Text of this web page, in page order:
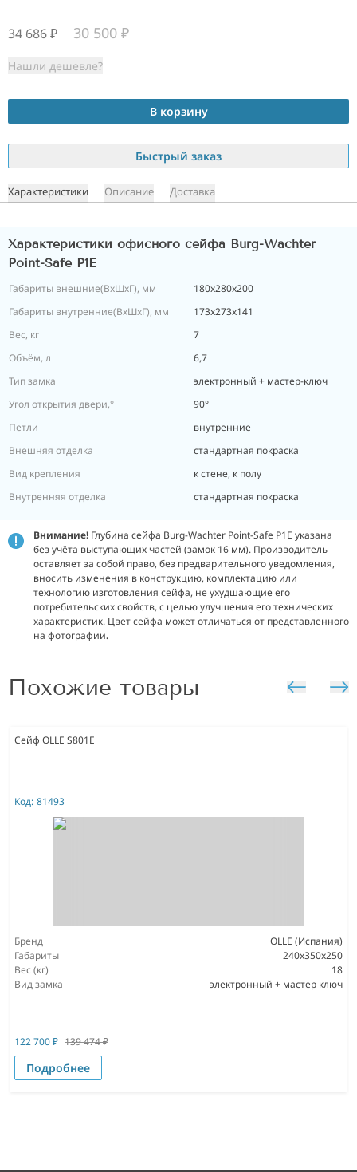
34 686₽ 30 500 ₽
Нашли дешевле?
В корзину
Быстрый заказ
Характеристики Описание Доставка
Характеристики офисного сейфа Burg-Wachter
Point-Safe P1E
Габариты внешние(ВхШхГ), мм
180х280х200
Габариты внутренние(ВхШхГ), мм
173х273х141
Вес, кг
7
Объём, л
6,7
Тип замка
электронный + мастер-ключ
Угол открытия двери,°
90°
Петли
внутренние
Внешняя отделка
стандартная покраска
Вид крепления
к стене, к полу
Внутренняя отделка
стандартная покраска
Внимание! Глубина сейфа Burg-Wachter Point-Safe P1E указана
без учёта выступающих частей (замок 16 мм). Производитель
оставляет за собой право, без предварительного уведомления,
вносить изменения в конструкцию, комплектацию или
технологию изготовления сейфа, не ухудшающие его
потребительских свойств, с целью улучшения его технических
характеристик. Цвет сейфа может отличаться от представленного
на фотографии.
Похожие товары
Сейф OLLE S801E
Код: 81493
Бренд
OLLE (Испания)
Габариты
240х350х250
Вес (кг)
18
Вид замка
электронный + мастер ключ
122 700₽ 139 474₽
Подробнее